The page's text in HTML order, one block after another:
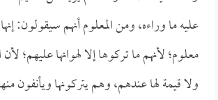
عليه ما وراءه، ومن المعلوم أنهم سيقولون:
معلوم؛ لأنهم ما تركوها إلا لهوانها عليهم؛ لأن
ولا قيمة لها عندهم، وهم يتركونها ويأنفون